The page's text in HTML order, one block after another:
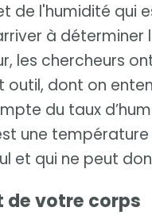
de l'humidité qui
à déterminer
les chercheurs
outil, dont on
du taux
une
et qui ne peut
de votre corps